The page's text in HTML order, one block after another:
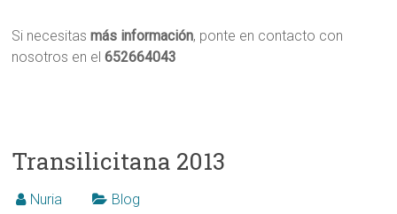
Si necesitasmás información, ponte en contacto con
nosotros en el652664043
Transilicitana 2013
Nuria Blog